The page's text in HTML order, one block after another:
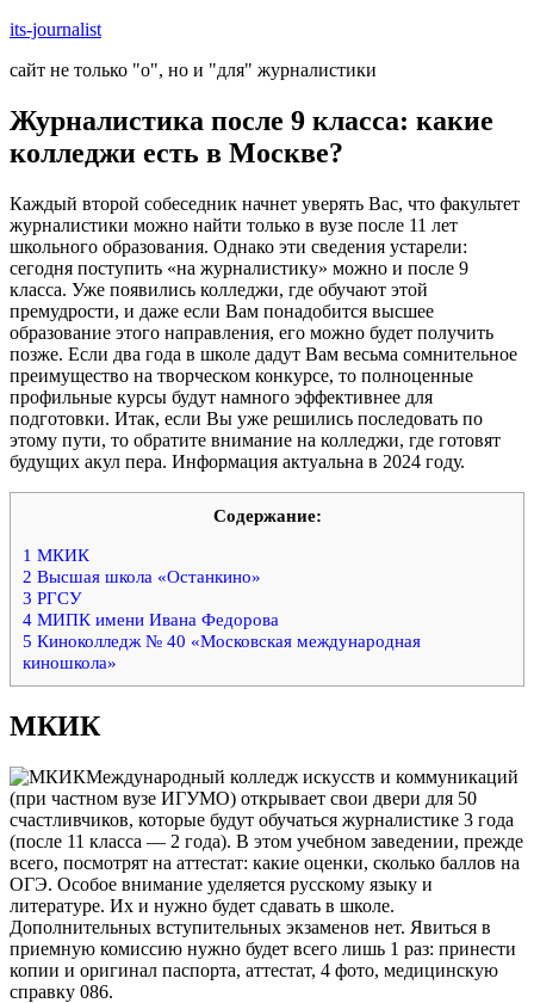
Skip
content
its-journalist
сайт не только "о", но и "для" журналистики
Журналистика после 9 класса: какие
колледжи есть в Москве?
Каждый второй собеседник начнет уверять Вас, что факультет
журналистики можно найти только в вузе после 11 лет
школьного образования. Однако эти сведения устарели:
сегодня поступить «на журналистику» можно и после 9
класса. Уже появились колледжи, где обучают этой
премудрости, и даже если Вам понадобится высшее
образование этого направления, его можно будет получить
позже. Если два года в школе дадут Вам весьма сомнительное
преимущество на творческом конкурсе, то полноценные
профильные курсы будут намного эффективнее для
подготовки. Итак, если Вы уже решились последовать по
этому пути, то обратите внимание на колледжи, где готовят
будущих акул пера. Информация актуальна в 2024 году.
Содержание:
1 МКИК
2 Высшая школа «Останкино»
3 РГСУ
4 МИПК имени Ивана Федорова
5 Киноколледж № 40 «Московская международная
киношкола»
МКИК
Международный колледж искусств и коммуникаций
(при частном вузе ИГУМО) открывает свои двери для 50
счастливчиков, которые будут обучаться журналистике 3 года
(после 11 класса — 2 года). В этом учебном заведении, прежде
всего, посмотрят на аттестат: какие оценки, сколько баллов на
ОГЭ. Особое внимание уделяется русскому языку и
литературе. Их и нужно будет сдавать в школе.
Дополнительных вступительных экзаменов нет. Явиться в
приемную комиссию нужно будет всего лишь 1 раз: принести
копии и оригинал паспорта, аттестат, 4 фото, медицинскую
справку 086.